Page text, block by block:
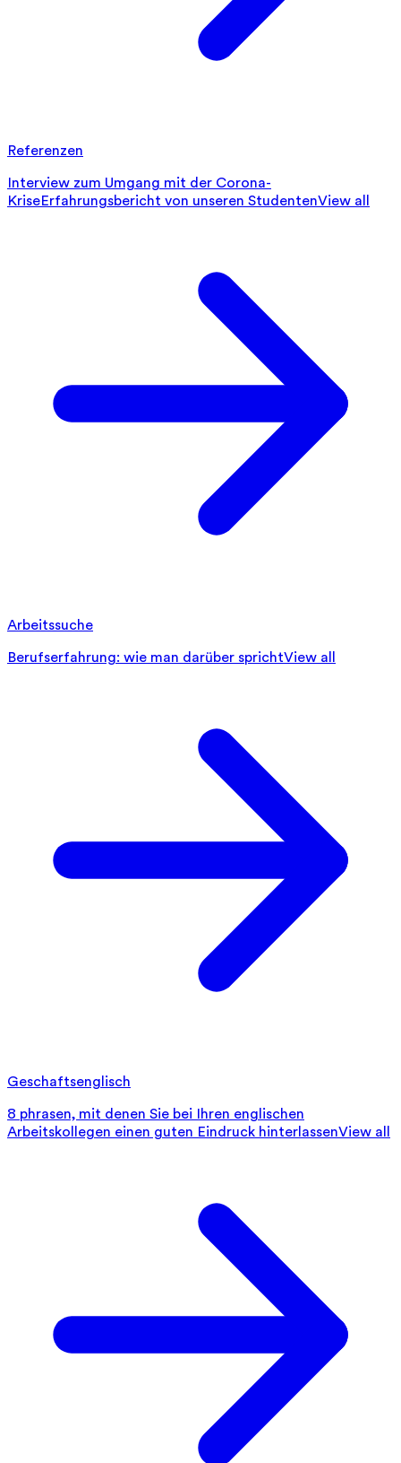
Referenzen
Interview zum Umgang mit der Corona-
KriseErfahrungsbericht von unseren StudentenView all
Arbeitssuche
Berufserfahrung: wie man darüber sprichtView all
Geschaftsenglisch
8 phrasen, mit denen Sie bei Ihren englischen
Arbeitskollegen einen guten Eindruck hinterlassenView all